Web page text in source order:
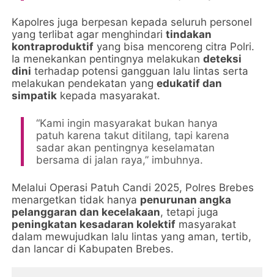
Kapolres juga berpesan kepada seluruh personel
yang terlibat agar menghindaritindakan
kontraproduktif yang bisa mencoreng citra Polri.
Ia menekankan pentingnya melakukandeteksi
dini terhadap potensi gangguan lalu lintas serta
melakukan pendekatan yangedukatif dan
simpatik kepada masyarakat.
“Kami ingin masyarakat bukan hanya
patuh karena takut ditilang, tapi karena
sadar akan pentingnya keselamatan
bersama di jalan raya,” imbuhnya.
Melalui Operasi Patuh Candi 2025, Polres Brebes
menargetkan tidak hanya penurunan angka
pelanggaran dan kecelakaan, tetapi juga
peningkatan kesadaran kolektif masyarakat
dalam mewujudkan lalu lintas yang aman, tertib,
dan lancar di Kabupaten Brebes.